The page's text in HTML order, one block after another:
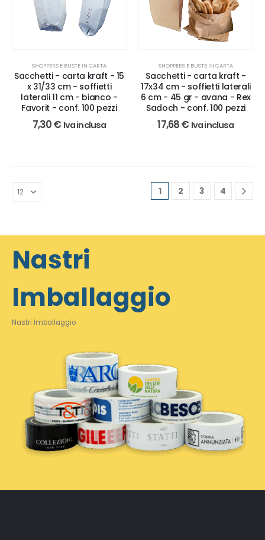
SHOPPERS E BUSTE IN CARTA
Sacchetti - carta kraft - 15
x 31/33 cm - soffietti
laterali 11 cm - bianco -
Favorit - conf. 100 pezzi
7,30€ Iva inclusa
SHOPPERS E BUSTE IN CARTA
Sacchetti - carta kraft -
17x34 cm - soffietti laterali
6 cm - 45 gr - avana - Rex
Sadoch - conf. 100 pezzi
17,68€ Iva inclusa
1 2 3 4
Nastri
Imballaggio
Nastri Imballaggio